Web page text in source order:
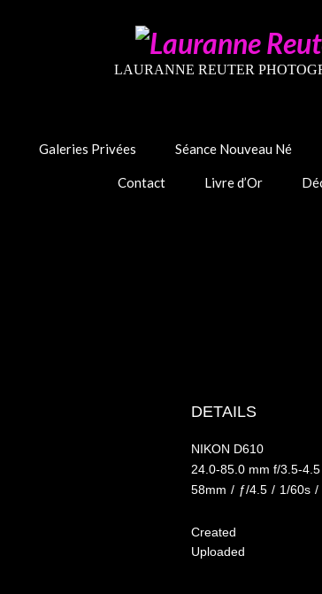
LAURANNE REUTER
Galeries Privées Séance Nouveau Né
Contact Livre d’Or
DETAILS
NIKON D610
24.0-85.0 mm f/3.5-4.5
58mm / ƒ/4.5 / 1/60s /
Created
Uploaded